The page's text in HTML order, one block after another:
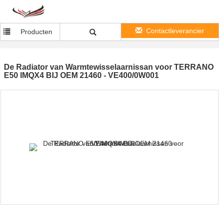
Producten Contactleverancier
De Radiator van Warmtewisselaarnissan voor TERRANO
E50 IMQX4 BIJ OEM 21460 - VE400/0W001